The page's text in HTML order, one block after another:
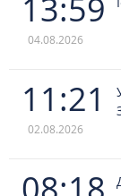
13:59
04.08.2026
11:21
02.08.2026